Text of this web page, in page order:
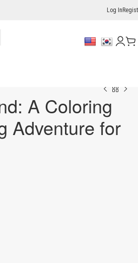
Log In
A Coloring
Adventure for